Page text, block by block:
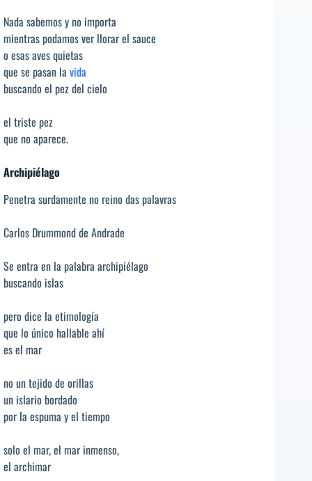
Nada sabemos y no importa
mientras podamos ver llorar el sauce
o esas aves quietas
que se pasan la vida
buscando el pez del cielo
el triste pez
que no aparece.
Archipiélago
Penetra surdamente no reino das palavras
Carlos Drummond de Andrade
Se entra en la palabra archipiélago
buscando islas
pero dice la etimología
que lo único hallable ahí
es el mar
no un tejido de orillas
un islario bordado
por la espuma y el tiempo
solo el mar, el mar inmenso,
el archimar